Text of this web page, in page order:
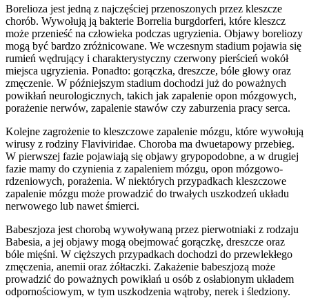
Borelioza jest jedną z najczęściej przenoszonych przez kleszcze
chorób. Wywołują ją bakterie Borrelia burgdorferi, które kleszcz
może przenieść na człowieka podczas ugryzienia. Objawy boreliozy
mogą być bardzo zróżnicowane. We wczesnym stadium pojawia się
rumień wędrujący i charakterystyczny czerwony pierścień wokół
miejsca ugryzienia. Ponadto: gorączka, dreszcze, bóle głowy oraz
zmęczenie. W późniejszym stadium dochodzi już do poważnych
powikłań neurologicznych, takich jak zapalenie opon mózgowych,
porażenie nerwów, zapalenie stawów czy zaburzenia pracy serca.
Kolejne zagrożenie to kleszczowe zapalenie mózgu, które wywołują
wirusy z rodziny Flaviviridae. Choroba ma dwuetapowy przebieg.
W pierwszej fazie pojawiają się objawy grypopodobne, a w drugiej
fazie mamy do czynienia z zapaleniem mózgu, opon mózgowo-
rdzeniowych, porażenia. W niektórych przypadkach kleszczowe
zapalenie mózgu może prowadzić do trwałych uszkodzeń układu
nerwowego lub nawet śmierci.
Babeszjoza jest chorobą wywoływaną przez pierwotniaki z rodzaju
Babesia, a jej objawy mogą obejmować gorączkę, dreszcze oraz
bóle mięśni. W cięższych przypadkach dochodzi do przewlekłego
zmęczenia, anemii oraz żółtaczki. Zakażenie babeszjozą może
prowadzić do poważnych powikłań u osób z osłabionym układem
odpornościowym, w tym uszkodzenia wątroby, nerek i śledziony.